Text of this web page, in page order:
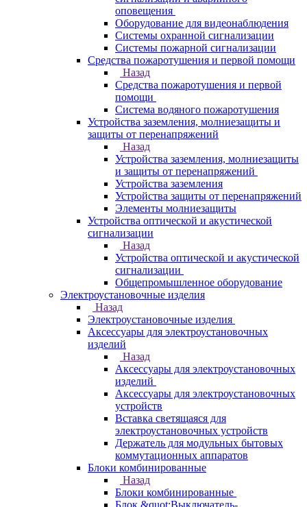
оповещения
Оборудование для видеонаблюдения
Системы охранной сигнализации
Системы пожарной сигнализации
Средства пожаротушения и первой помощи
Назад
Средства пожаротушения и первой
помощи
Система водяного пожаротушения
Устройства заземления, молниезащиты и
защиты от перенапряжений
Назад
Устройства заземления, молниезащиты
и защиты от перенапряжений
Устройства заземления
Устройства защиты от перенапряжений
Элементы молниезащиты
Устройства оптической и акустической
сигнализации
Назад
Устройства оптической и акустической
сигнализации
Общепромышленное оборудование
Электроустановочные изделия
Назад
Электроустановочные изделия
Аксессуары для электроустановочных
изделий
Назад
Аксессуары для электроустановочных
изделий
Аксессуары для электроустановочных
устройств
Вставка светящаяся для
электроустановочных устройств
Держатель для модульных бытовых
коммутационных аппаратов
Блоки комбинированные
Назад
Блоки комбинированные
Блок &quot;Выключатель-